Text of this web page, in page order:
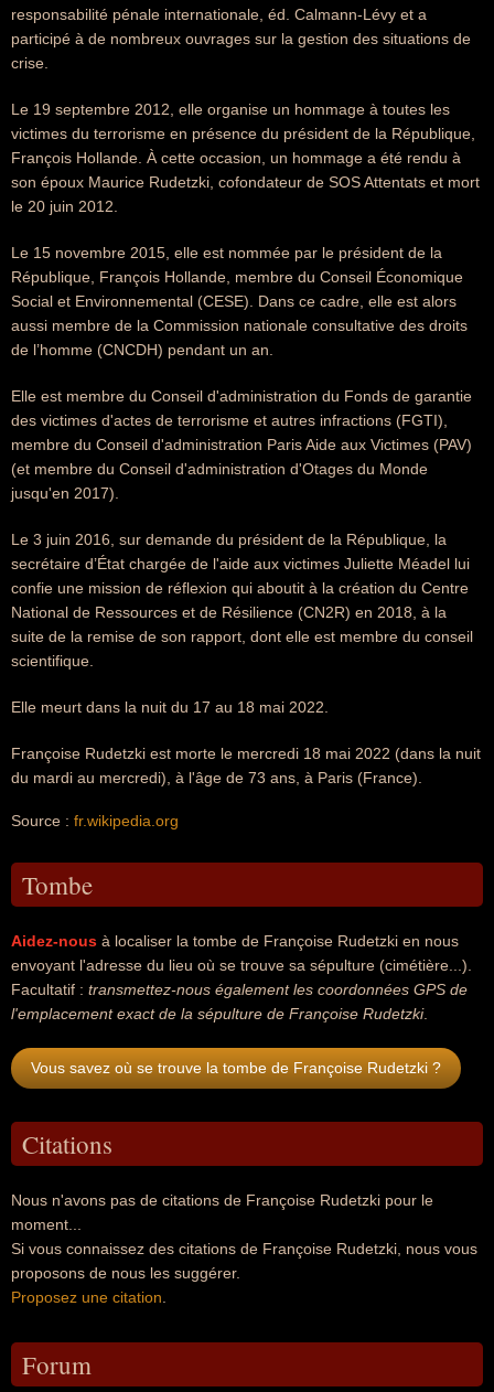
responsabilité pénale internationale, éd. Calmann-Lévy et a
participé à de nombreux ouvrages sur la gestion des situations de
crise.
Le 19 septembre 2012, elle organise un hommage à toutes les
victimes du terrorisme en présence du président de la République,
François Hollande. À cette occasion, un hommage a été rendu à
son époux Maurice Rudetzki, cofondateur de SOS Attentats et mort
le 20 juin 2012.
Le 15 novembre 2015, elle est nommée par le président de la
République, François Hollande, membre du Conseil Économique
Social et Environnemental (CESE). Dans ce cadre, elle est alors
aussi membre de la Commission nationale consultative des droits
de l’homme (CNCDH) pendant un an.
Elle est membre du Conseil d'administration du Fonds de garantie
des victimes d'actes de terrorisme et autres infractions (FGTI),
membre du Conseil d'administration Paris Aide aux Victimes (PAV)
(et membre du Conseil d'administration d'Otages du Monde
jusqu'en 2017).
Le 3 juin 2016, sur demande du président de la République, la
secrétaire d’État chargée de l'aide aux victimes Juliette Méadel lui
confie une mission de réflexion qui aboutit à la création du Centre
National de Ressources et de Résilience (CN2R) en 2018, à la
suite de la remise de son rapport, dont elle est membre du conseil
scientifique.
Elle meurt dans la nuit du 17 au 18 mai 2022.
Françoise Rudetzki est morte le mercredi 18 mai 2022 (dans la nuit
du mardi au mercredi), à l'âge de 73 ans, à Paris (France).
Source : fr.wikipedia.org
Tombe
Aidez-nous à localiser la tombe de Françoise Rudetzki en nous
envoyant l'adresse du lieu où se trouve sa sépulture (cimétière...).
Facultatif : transmettez-nous également les coordonnées GPS de
l'emplacement exact de la sépulture de Françoise Rudetzki.
Vous savez où se trouve la tombe de Françoise Rudetzki ?
Citations
Nous n'avons pas de citations de Françoise Rudetzki pour le
moment...
Si vous connaissez des citations de Françoise Rudetzki, nous vous
proposons de nous les suggérer.
Proposez une citation
Forum